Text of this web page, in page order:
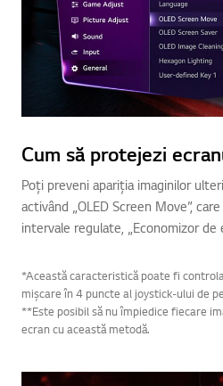
Cum să protejezi
Poți preveni apariția imaginilor
activând „OLED Screen Move”,
intervale regulate, „Economizor de
*Această caracteristică poate fi
mișcare în 4 puncte al joystick-ului de
**Este posibil să nu împiedice fiecare
ecran cu această metodă.